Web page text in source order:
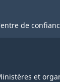
de
et